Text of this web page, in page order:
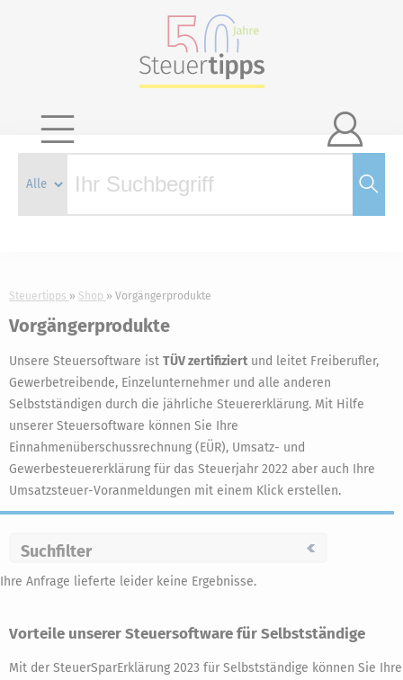

Steuertipps Shop Vorgängerprodukte
Vorgängerprodukte
Unsere Steuersoftware ist TÜV zertifiziertund leitet Freiberufler,
Gewerbetreibende, Einzelunternehmer und alle anderen
Selbstständigen durch die jährliche Steuererklärung. Mit Hilfe
unserer Steuersoftware können Sie Ihre
Einnahmenüberschussrechnung (EÜR), Umsatz- und
Gewerbesteuererklärung für das Steuerjahr 2022 aber auch Ihre
Umsatzsteuer-Voranmeldungen mit einem Klick erstellen.
Suchfilter
Ihre Anfrage lieferte leider keine Ergebnisse.
Vorteile unserer Steuersoftware für Selbstständige
Mit der SteuerSparErklärung 2023 für Selbstständige können Sie Ihre